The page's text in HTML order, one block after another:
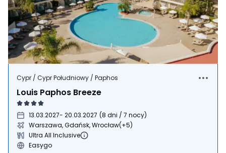
Cypr / Cypr Południowy / Paphos
Louis Paphos Breeze
13.03.2027- 20.03.2027 (8 dni / 7 nocy)
Warszawa, Gdańsk, Wrocław(+5)
Ultra All Inclusive
Easygo